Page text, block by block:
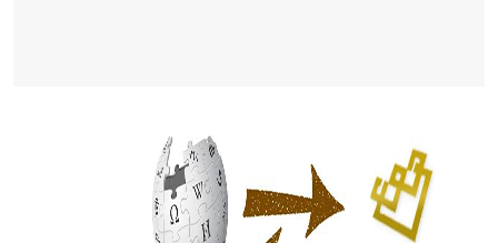
الحكم، الأدلة، تنظيم التغذية، ورسالته في جروح الرأس. ويعود
له الفضل بأنه حرر الطب من الدين والفلسفة.